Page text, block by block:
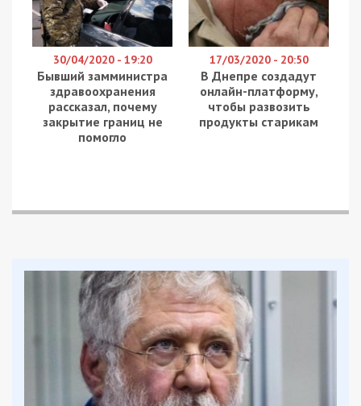
30/04/2020 - 19:20
Бывший замминистра
здравоохранения
рассказал, почему
закрытие границ не
помогло
17/03/2020 - 20:50
В Днепре создадут
онлайн-платформу,
чтобы развозить
продукты старикам